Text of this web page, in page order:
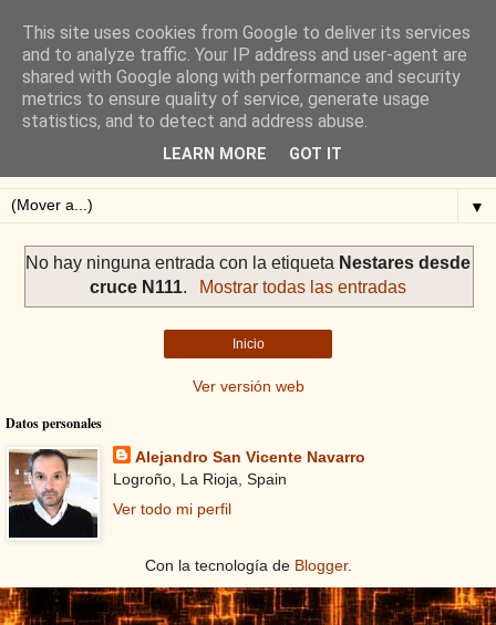
Blog de Alejandro San
Vicente
Blog sobre ciclismo: perfiles y altimetrías.
▼
No hay ninguna entrada con la etiqueta Nestares desde
cruce N111. Mostrar todas las entradas
Inicio
Ver versión web
Datos personales
Alejandro San Vicente Navarro
Logroño, La Rioja, Spain
Ver todo mi perfil
Con la tecnología de Blogger.
This site uses cookies from Google to deliver its services
and to analyze traffic. Your IP address and user-agent are
shared with Google along with performance and security
metrics to ensure quality of service, generate usage
statistics, and to detect and address abuse.
LEARN MORE GOT IT